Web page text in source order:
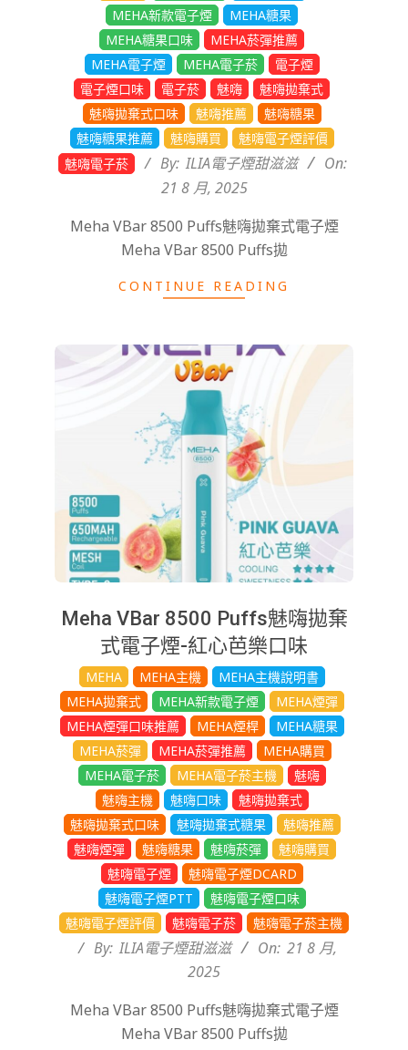
MEHA新款電子煙
MEHA糖果
MEHA糖果口味
MEHA菸彈推薦
MEHA電子煙
MEHA電子菸
電子煙
電子煙口味
電子菸 魅嗨
魅嗨拋棄式
魅嗨拋棄式口味
魅嗨推薦
魅嗨糖果
魅嗨糖果推薦
魅嗨購買
魅嗨電子煙評價
魅嗨電子菸
By: ILIA電子煙甜滋滋
On:
21 8 月, 2025
Meha VBar 8500 Puffs魅嗨拋棄式電子煙
Meha VBar 8500 Puffs拋
CONTINUE READING
Meha VBar 8500 Puffs魅嗨拋棄
式電子煙-紅心芭樂口味
2025-
08-
21
MEHA MEHA主機
MEHA主機說明書
MEHA拋棄式
MEHA新款電子煙
MEHA煙彈
MEHA煙彈口味推薦
MEHA煙桿
MEHA糖果
MEHA菸彈
MEHA菸彈推薦
MEHA購買
MEHA電子菸
MEHA電子菸主機
魅嗨
魅嗨主機
魅嗨口味
魅嗨拋棄式
魅嗨拋棄式口味
魅嗨拋棄式糖果
魅嗨推薦
魅嗨煙彈
魅嗨糖果 魅嗨菸彈
魅嗨購買
魅嗨電子煙
魅嗨電子煙DCARD
魅嗨電子煙PTT
魅嗨電子煙口味
魅嗨電子煙評價
魅嗨電子菸 魅嗨電子菸主機
By: ILIA電子煙甜滋滋 On: 21 8 月,
2025
Meha VBar 8500 Puffs魅嗨拋棄式電子煙
Meha VBar 8500 Puffs拋